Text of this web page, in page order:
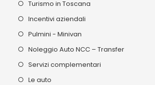
Turismo in Toscana
Incentivi aziendali
Pulmini - Minivan
Noleggio Auto NCC – Transfer
Servizi complementari
Le auto